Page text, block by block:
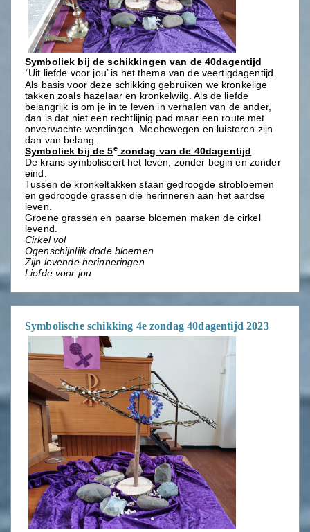
Symboliek bij de schikkingen van de 40dagentijd
‘Uit liefde voor jou’ is het thema van de veertigdagentijd.
Als basis voor deze schikking gebruiken we kronkelige
takken zoals hazelaar en kronkelwilg. Als de liefde
belangrijk is om je in te leven in verhalen van de ander,
dan is dat niet een rechtlijnig pad maar een route met
onverwachte wendingen. Meebewegen en luisteren zijn
dan van belang.
Symboliek bij de 5ezondag van de 40dagentijd
De krans symboliseert het leven, zonder begin en zonder
eind.
Tussen de kronkeltakken staan gedroogde strobloemen
en gedroogde grassen die herinneren aan het aardse
leven.
Groene grassen en paarse bloemen maken de cirkel
levend.
Cirkel vol
Ogenschijnlijk dode bloemen
Zijn levende herinneringen
Liefde voor jou
Symbolische schikking 4e zondag 40dagentijd 2023